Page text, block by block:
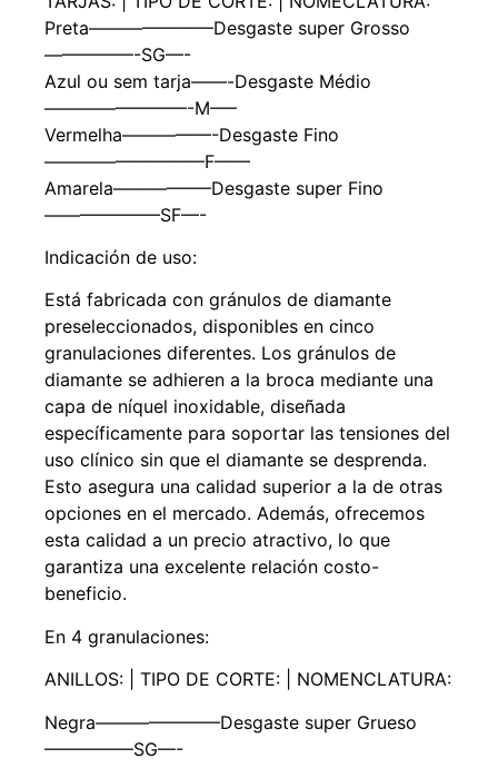
Preta———————Desgaste super Grosso
—————-SG—-
Azul ou sem tarja——-Desgaste Médio
————————-M—–
Vermelha—————-Desgaste Fino
—————————F——
Amarela—————–Desgaste super Fino
——————–SF—-
Indicación de uso:
Está fabricada con gránulos de diamante
preseleccionados, disponibles en cinco
granulaciones diferentes. Los gránulos de
diamante se adhieren a la broca mediante una
capa de níquel inoxidable, diseñada
específicamente para soportar las tensiones del
uso clínico sin que el diamante se desprenda.
Esto asegura una calidad superior a la de otras
opciones en el mercado. Además, ofrecemos
esta calidad a un precio atractivo, lo que
garantiza una excelente relación costo-
beneficio.
En 4 granulaciones:
ANILLOS: | TIPO DE CORTE: | NOMENCLATURA:
Negra———————Desgaste super Grueso
—————SG—-